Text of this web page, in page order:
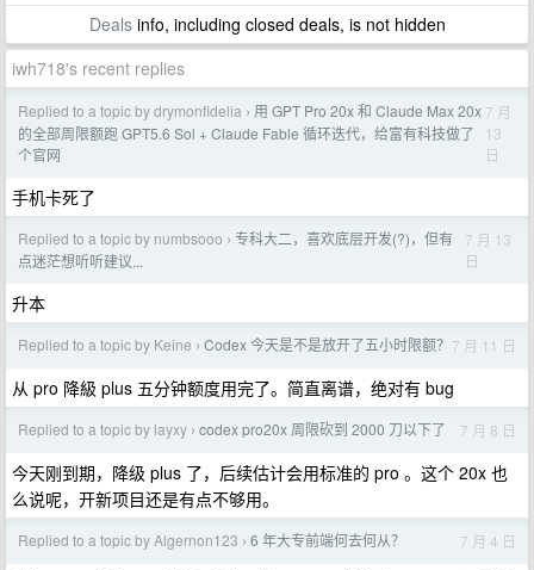
Dealsinfo, including closed deals, is not hidden
iwh718's recent replies
Replied to a topic by drymonfidelia › 用 GPT Pro 20x 和 Claude Max 20x
的全部周限额跑 GPT5.6 Sol + Claude Fable 循环迭代，给富有科技做了
个官网
7 月
13
日
手机卡死了
Replied to a topic by numbsooo › 专科大二，喜欢底层开发(?)，但有
点迷茫想听听建议...
7 月 13
日
升本
Replied to a topic by Keine › Codex 今天是不是放开了五小时限额？ 7 月 11 日
从 pro 降級 plus 五分钟额度用完了。简直离谱，绝对有 bug
Replied to a topic by layxy › codex pro20x 周限砍到 2000 刀以下了 7 月 8 日
今天刚到期，降级 plus 了，后续估计会用标准的 pro 。这个 20x 也
么说呢，开新项目还是有点不够用。
Replied to a topic by Algernon123 › 6 年大专前端何去何从？ 7 月 4 日